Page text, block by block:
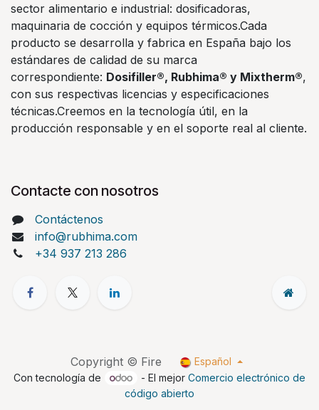
sector alimentario e industrial: dosificadoras,
maquinaria de cocción y equipos térmicos.Cada
producto se desarrolla y fabrica en España bajo los
estándares de calidad de su marca
correspondiente: Dosifiller®, Rubhima® y Mixtherm®,
con sus respectivas licencias y especificaciones
técnicas.Creemos en la tecnología útil, en la
producción responsable y en el soporte real al cliente.
Contacte con nosotros
Contáctenos
info@rubhima.com
+34 937 213 286
Copyright © Fire
Español
Con tecnología de
- El mejorComercio electrónico de
código abierto